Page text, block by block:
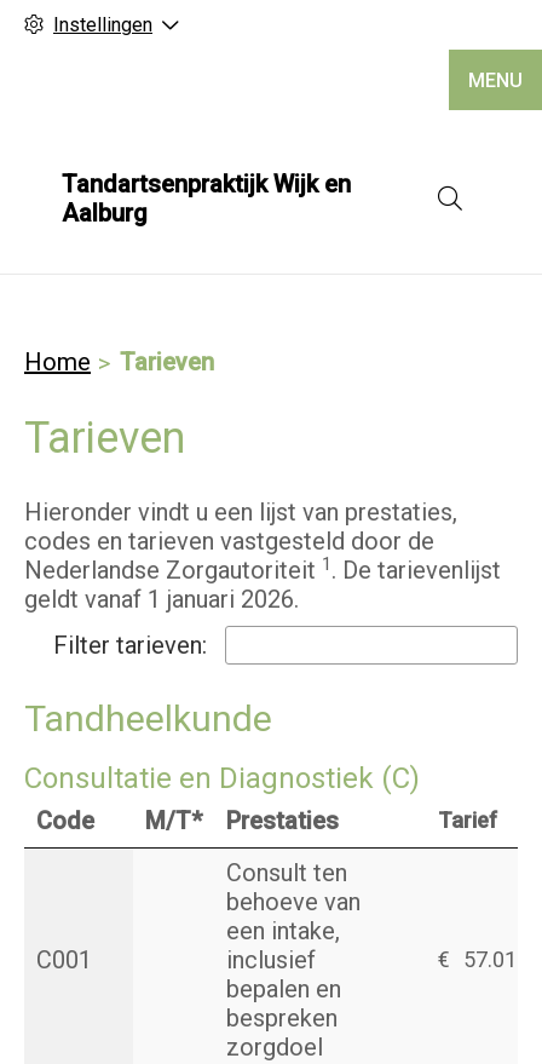
Instellingen
Tandartsenpraktijk Wijk en
Aalburg
MENU
Home Tarieven
Tarieven
Hieronder vindt u een lijst van prestaties,
codes en tarieven vastgesteld door de
Nederlandse Zorgautoriteit 1 . De tarievenlijst
geldt vanaf 1 januari 2026.
Filter tarieven:
Tandheelkunde
Consultatie en Diagnostiek (C)
Code M/T* Prestaties Tarief
C001
Consult ten
behoeve van
een intake,
inclusief
bepalen en
bespreken
zorgdoel
€ 57.01